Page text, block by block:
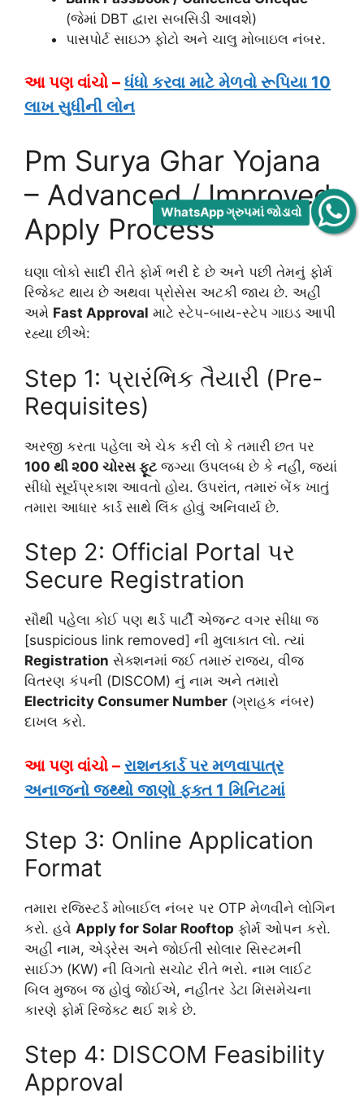
(જેમાં DBT દ્વારા સબસિડી આવશે)
પાસપોર્ટ સાઇઝ ફોટો અને ચાલુ મોબાઇલ નંબર.
આ પણ વાંચો – ધંધો કરવા માટે મેળવો રૂપિયા 10
લાખ સુધીની લોન
Pm Surya Ghar Yojana
– Advanced / Improved
Apply Process
ઘણા લોકો સાદી રીતે ફોર્મ ભરી દે છે અને પછી તેમનું ફોર્મ
રિજેક્ટ થાય છે અથવા પ્રોસેસ અટકી જાય છે. અહીં
અમે Fast Approval માટે સ્ટેપ-બાય-સ્ટેપ ગાઇડ આપી
રહ્યા છીએ:
Step 1: પ્રારંભિક તૈયારી (Pre-
Requisites)
અરજી કરતા પહેલા એ ચેક કરી લો કે તમારી છત પર
100 થી ૨00 ચોરસ ફૂટ જગ્યા ઉપલબ્ધ છે કે નહીં, જ્યાં
સીધો સૂર્યપ્રકાશ આવતો હોય. ઉપરાંત, તમારું બેંક ખાતું
તમારા આધાર કાર્ડ સાથે લિંક હોવું અનિવાર્ય છે.
Step 2: Official Portal પર
Secure Registration
સૌથી પહેલા કોઈ પણ થર્ડ પાર્ટી એજન્ટ વગર સીધા જ
[suspicious link removed] ની મુલાકાત લો. ત્યાં
Registration સેક્શનમાં જઈ તમારું રાજ્ય, વીજ
વિતરણ કંપની (DISCOM) નું નામ અને તમારો
Electricity Consumer Number (ગ્રાહક નંબર)
દાખલ કરો.
આ પણ વાંચો – રાશનકાર્ડ પર મળવાપાત્ર
અનાજનો જથ્થો જાણો ફક્ત 1 મિનિટમાં
Step 3: Online Application
Format
તમારા રજિસ્ટર્ડ મોબાઈલ નંબર પર OTP મેળવીને લોગિન
કરો. હવે Apply for Solar Rooftop ફોર્મ ઓપન કરો.
અહીં નામ, એડ્રેસ અને જોઈતી સોલાર સિસ્ટમની
સાઈઝ (KW) ની વિગતો સચોટ રીતે ભરો. નામ લાઈટ
બિલ મુજબ જ હોવું જોઈએ, નહીંતર ડેટા મિસમેચના
કારણે ફોર્મ રિજેક્ટ થઈ શકે છે.
Step 4: DISCOM Feasibility
Approval
WhatsApp ગ્રુપમાં જોડાવો